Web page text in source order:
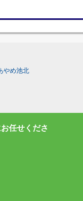
やめ池北
任せくださ